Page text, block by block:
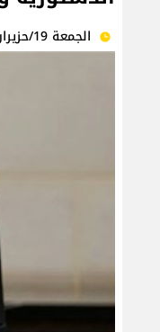
الجمعة 19/حزيران/2026 - 08:00 م